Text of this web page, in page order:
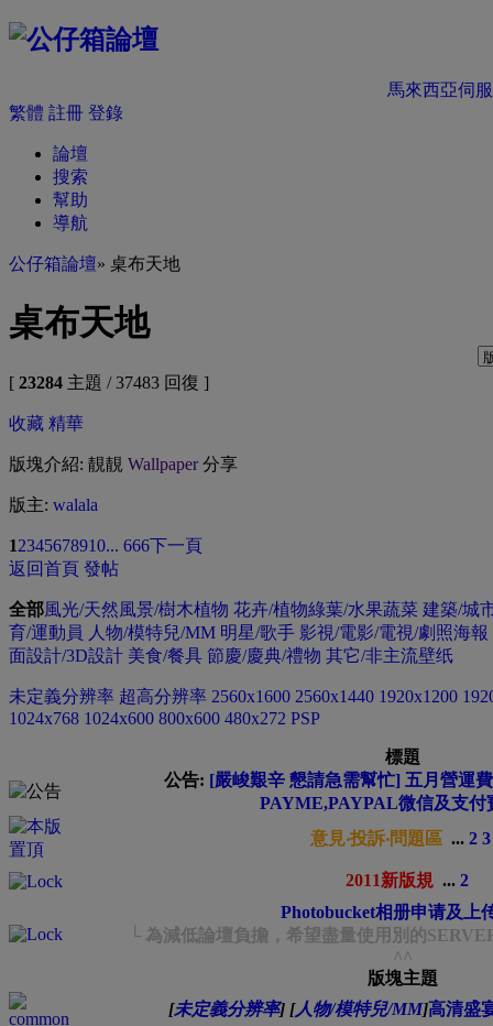
馬來西亞伺
繁體 註冊 登錄
論壇
搜索
幫助
導航
公仔箱論壇» 桌布天地
桌布天地
[ 23284 主題 / 37483 回復 ]
收藏 精華
版塊介紹: 靚靚 Wallpaper 分享
版主: walala
12345678910... 666下一頁
返回首頁 發帖
全部風光/天然風景/樹木植物 花卉/植物綠葉/水果蔬菜 建築/城
育/運動員 人物/模特兒/MM 明星/歌手 影視/電影/電視/劇照海報
面設計/3D設計 美食/餐具 節慶/慶典/禮物 其它/非主流壁纸
未定義分辨率 超高分辨率 2560x1600 2560x1440 1920x1200
1024x768 1024x600 800x600 480x272 PSP
標題
公告: [嚴峻艱辛 懇請急需幫忙] 五月營運
PAYME,PAYPAL微信及支付
意見‧投訴‧問題區 ... 2 3
2011新版規 ... 2
Photobucket相册申请及上
└ 為減低論壇負擔，希望盡量使用別的
^^
版塊主題
[未定義分辨率] [人物/模特兒/MM]高清盛